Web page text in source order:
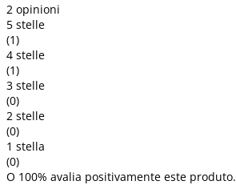
2 opinioni
5 stelle
(1)
4 stelle
(1)
3 stelle
(0)
2 stelle
(0)
1 stella
(0)
O 100% avalia positivamente este produto.